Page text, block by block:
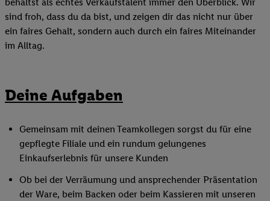
sind froh, dass du da bist, und zeigen dir das nicht nur über
ein faires Gehalt, sondern auch durch ein faires Miteinander
im Alltag.
Deine Aufgaben
Gemeinsam mit deinen Teamkollegen sorgst du für eine
gepflegte Filiale und ein rundum gelungenes
Einkaufserlebnis für unsere Kunden
Ob bei der Verräumung und ansprechender Präsentation
der Ware, beim Backen oder beim Kassieren mit unseren